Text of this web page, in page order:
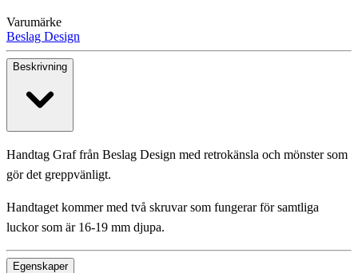
Varumärke
Beslag Design
Beskrivning
Handtag Graf från Beslag Design med retrokänsla och mönster som
gör det greppvänligt.
Handtaget kommer med två skruvar som fungerar för samtliga
luckor som är 16-19 mm djupa.
Egenskaper